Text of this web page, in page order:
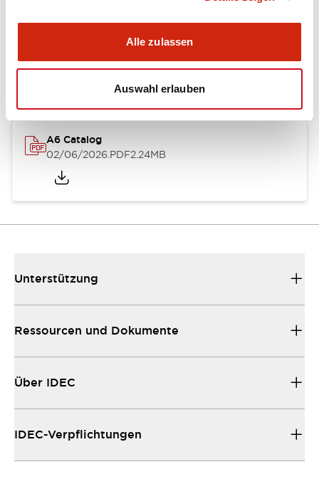
Alle zulassen
Auswahl erlauben
Kataloge & Broschüren
A6 Catalog
02/06/2026.PDF2.24MB
Unterstützung
Ressourcen und Dokumente
Über IDEC
IDEC-Verpflichtungen